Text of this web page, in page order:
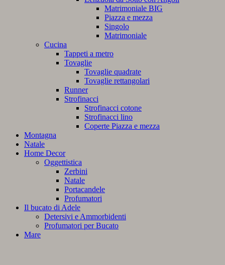
Matrimoniale BIG
Piazza e mezza
Singolo
Matrimoniale
Cucina
Tappeti a metro
Tovaglie
Tovaglie quadrate
Tovaglie rettangolari
Runner
Strofinacci
Strofinacci cotone
Strofinacci lino
Coperte Piazza e mezza
Montagna
Natale
Home Decor
Oggettistica
Zerbini
Natale
Portacandele
Profumatori
Il bucato di Adele
Detersivi e Ammorbidenti
Profumatori per Bucato
Mare